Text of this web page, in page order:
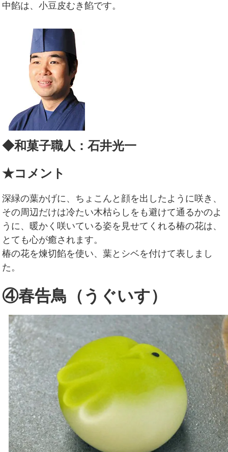
中餡は、小豆皮むき餡です。
◆和菓子職人：石井光一
★コメント
深緑の葉かげに、ちょこんと顔を出したように咲き、
その周辺だけは冷たい木枯らしをも避けて通るかのよ
うに、暖かく咲いている姿を見せてくれる椿の花は、
とても心が癒されます。
椿の花を煉切餡を使い、葉とシベを付けて表しまし
た。
④春告鳥（うぐいす）